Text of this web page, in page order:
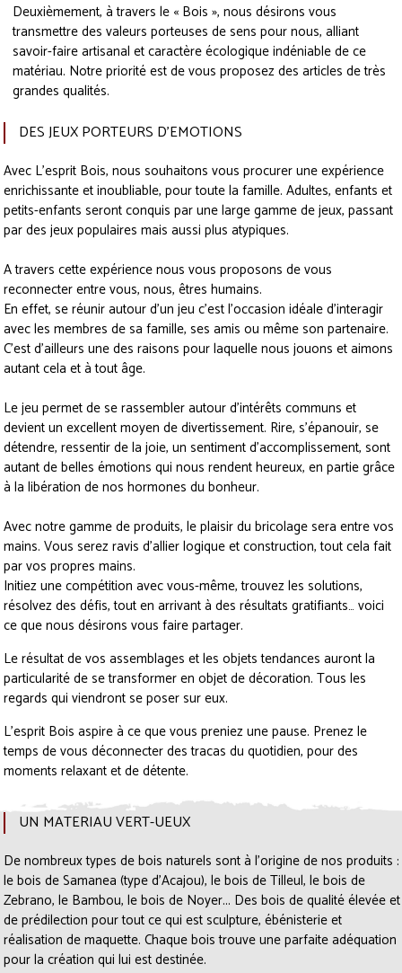
Deuxièmement, à travers le « Bois », nous désirons vous
transmettre des valeurs porteuses de sens pour nous, alliant
savoir-faire artisanal et caractère écologique indéniable de ce
matériau. Notre priorité est de vous proposez des articles de très
grandes qualités.
DES JEUX PORTEURS D'EMOTIONS
Avec L’esprit Bois, nous souhaitons vous procurer une expérience
enrichissante et inoubliable, pour toute la famille. Adultes, enfants et
petits-enfants seront conquis par une large gamme de jeux, passant
par des jeux populaires mais aussi plus atypiques.
A travers cette expérience nous vous proposons de vous
reconnecter entre vous, nous, êtres humains.
En effet, se réunir autour d’un jeu c’est l’occasion idéale d’interagir
avec les membres de sa famille, ses amis ou même son partenaire.
C’est d’ailleurs une des raisons pour laquelle nous jouons et aimons
autant cela et à tout âge.
Le jeu permet de se rassembler autour d’intérêts communs et
devient un excellent moyen de divertissement. Rire, s’épanouir, se
détendre, ressentir de la joie, un sentiment d’accomplissement, sont
autant de belles émotions qui nous rendent heureux, en partie grâce
à la libération de nos hormones du bonheur.
Avec notre gamme de produits, le plaisir du bricolage sera entre vos
mains. Vous serez ravis d’allier logique et construction, tout cela fait
par vos propres mains.
Initiez une compétition avec vous-même, trouvez les solutions,
résolvez des défis, tout en arrivant à des résultats gratifiants… voici
ce que nous désirons vous faire partager.
Le résultat de vos assemblages et les objets tendances auront la
particularité de se transformer en objet de décoration. Tous les
regards qui viendront se poser sur eux.
L’esprit Bois aspire à ce que vous preniez une pause. Prenez le
temps de vous déconnecter des tracas du quotidien, pour des
moments relaxant et de détente.
UN MATERIAU VERT-UEUX
De nombreux types de bois naturels sont à l’origine de nos produits :
le bois de Samanea (type d’Acajou), le bois de Tilleul, le bois de
Zebrano, le Bambou, le bois de Noyer... Des bois de qualité élevée et
de prédilection pour tout ce qui est sculpture, ébénisterie et
réalisation de maquette. Chaque bois trouve une parfaite adéquation
pour la création qui lui est destinée.